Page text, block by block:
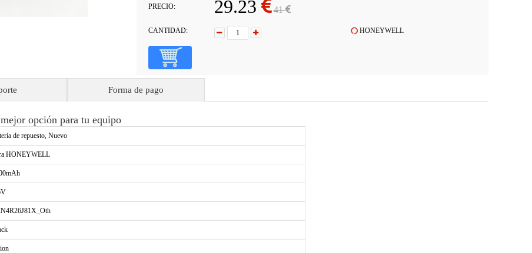
PRECIO: 29.23 41
CANTIDAD: HONEYWELL
Forma de pago
opción para tu equipo
de repuesto, Nuevo
HONEYWELL